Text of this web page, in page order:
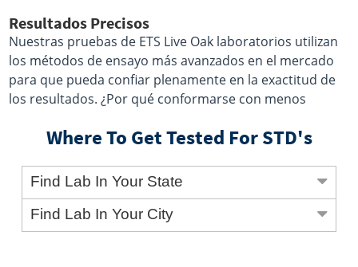
Resultados Precisos
Nuestras pruebas de ETS Live Oak laboratorios utilizan
los métodos de ensayo más avanzados en el mercado
para que pueda confiar plenamente en la exactitud de
los resultados. ¿Por qué conformarse con menos
Where To Get Tested For STD's
Find Lab In Your State
Find Lab In Your City